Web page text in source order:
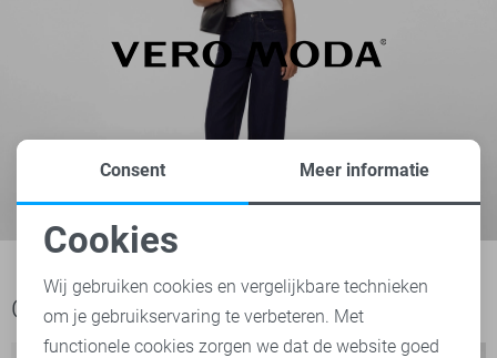
Ook het bekijken waard
Noodzakelijke cookies
Personalisatie cookies
Consent Meer informatie
Cookies
Wij gebruiken cookies en vergelijkbare technieken
om je gebruikservaring te verbeteren. Met
functionele cookies zorgen we dat de website goed